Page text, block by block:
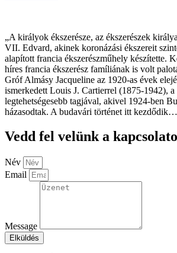
„A királyok ékszerésze, az ékszerészek
VII. Edvard, akinek koronázási ékszereit
alapított francia ékszerészműhely készítette.
híres francia ékszerész famíliának is volt
Gróf Almásy Jacqueline az 1920-as évek
ismerkedett Louis J. Cartierrel (1875-1942), a
legtehetségesebb tagjával, akivel 1924-ben
házasodtak. A budavári történet itt kezdődik…
Vedd fel velünk a
Név
Email
Message
Elküldés